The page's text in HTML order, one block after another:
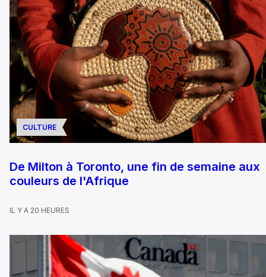
CULTURE
De Milton à Toronto, une fin de semaine aux
couleurs de l'Afrique
IL Y A 20 HEURES